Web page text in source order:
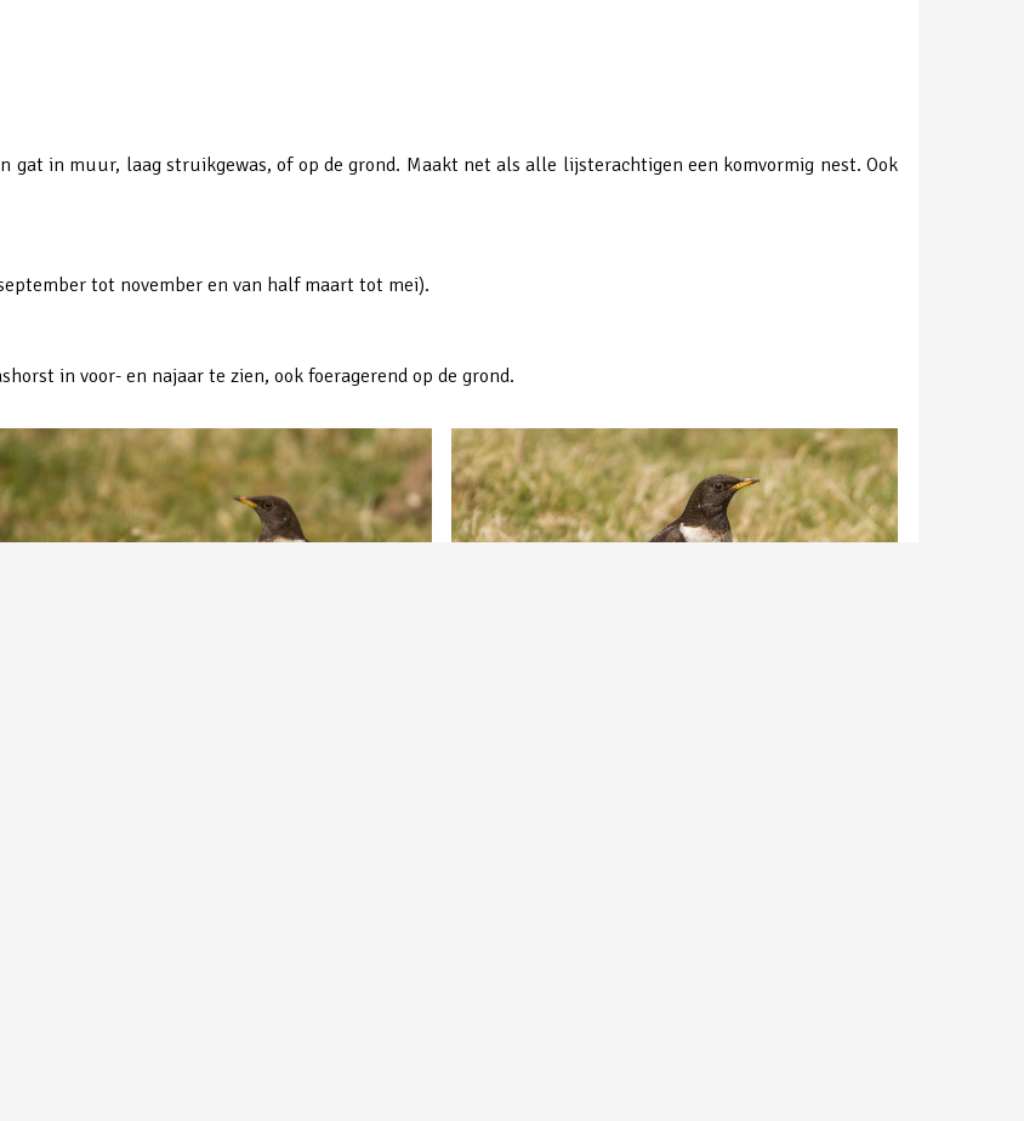
gat in muur, laag struikgewas, of op de grond. Maakt net als alle lijsterachtigen een komvormig nest. Ook
tot november en van half maart tot mei).
in voor- en najaar te zien, ook foeragerend op de grond.